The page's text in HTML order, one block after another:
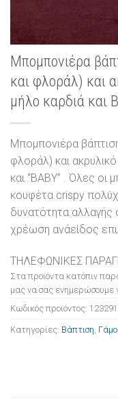
Μπομπονιέρα
και φλοράλ) και
μήλο καρδιά και
Μπομπονιέρα
φλοράλ) και
και “BABY” . Όλες οι
κουφέτα crispy
δυνατότητα αλλαγής
χρέωση ανάείδος
ΤΗΛΕΦΩΝΙΚΕΣ
Στα προϊόντα κατόπιν
μας να σας ενημερώσουμε
Κωδικός προϊόντος: 123291
Κατηγορίες: Βάπτιση